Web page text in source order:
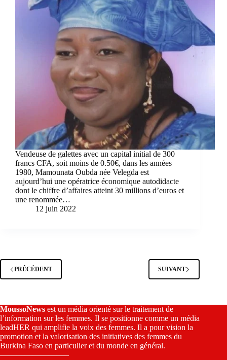
Vendeuse de galettes avec un capital initial de 300
francs CFA, soit moins de 0.50€, dans les années
1980, Mamounata Oubda née Velegda est
aujourd’hui une opératrice économique autodidacte
dont le chiffre d’affaires atteint 30 millions d’euros et
une renommée…
12 juin 2022
PRÉCÉDENT SUIVANT
MoussoNews est un média orienté sur le traitement de
l’information sur les femmes. Il se positionne comme un média
leadHER qui amplifie la voix des femmes. Il a pour vision la
promotion et la valorisation des initiatives des femmes du
Burkina Faso en particulier et du monde en général.
————————–